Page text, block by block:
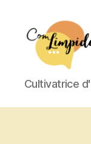
Cultivatrice